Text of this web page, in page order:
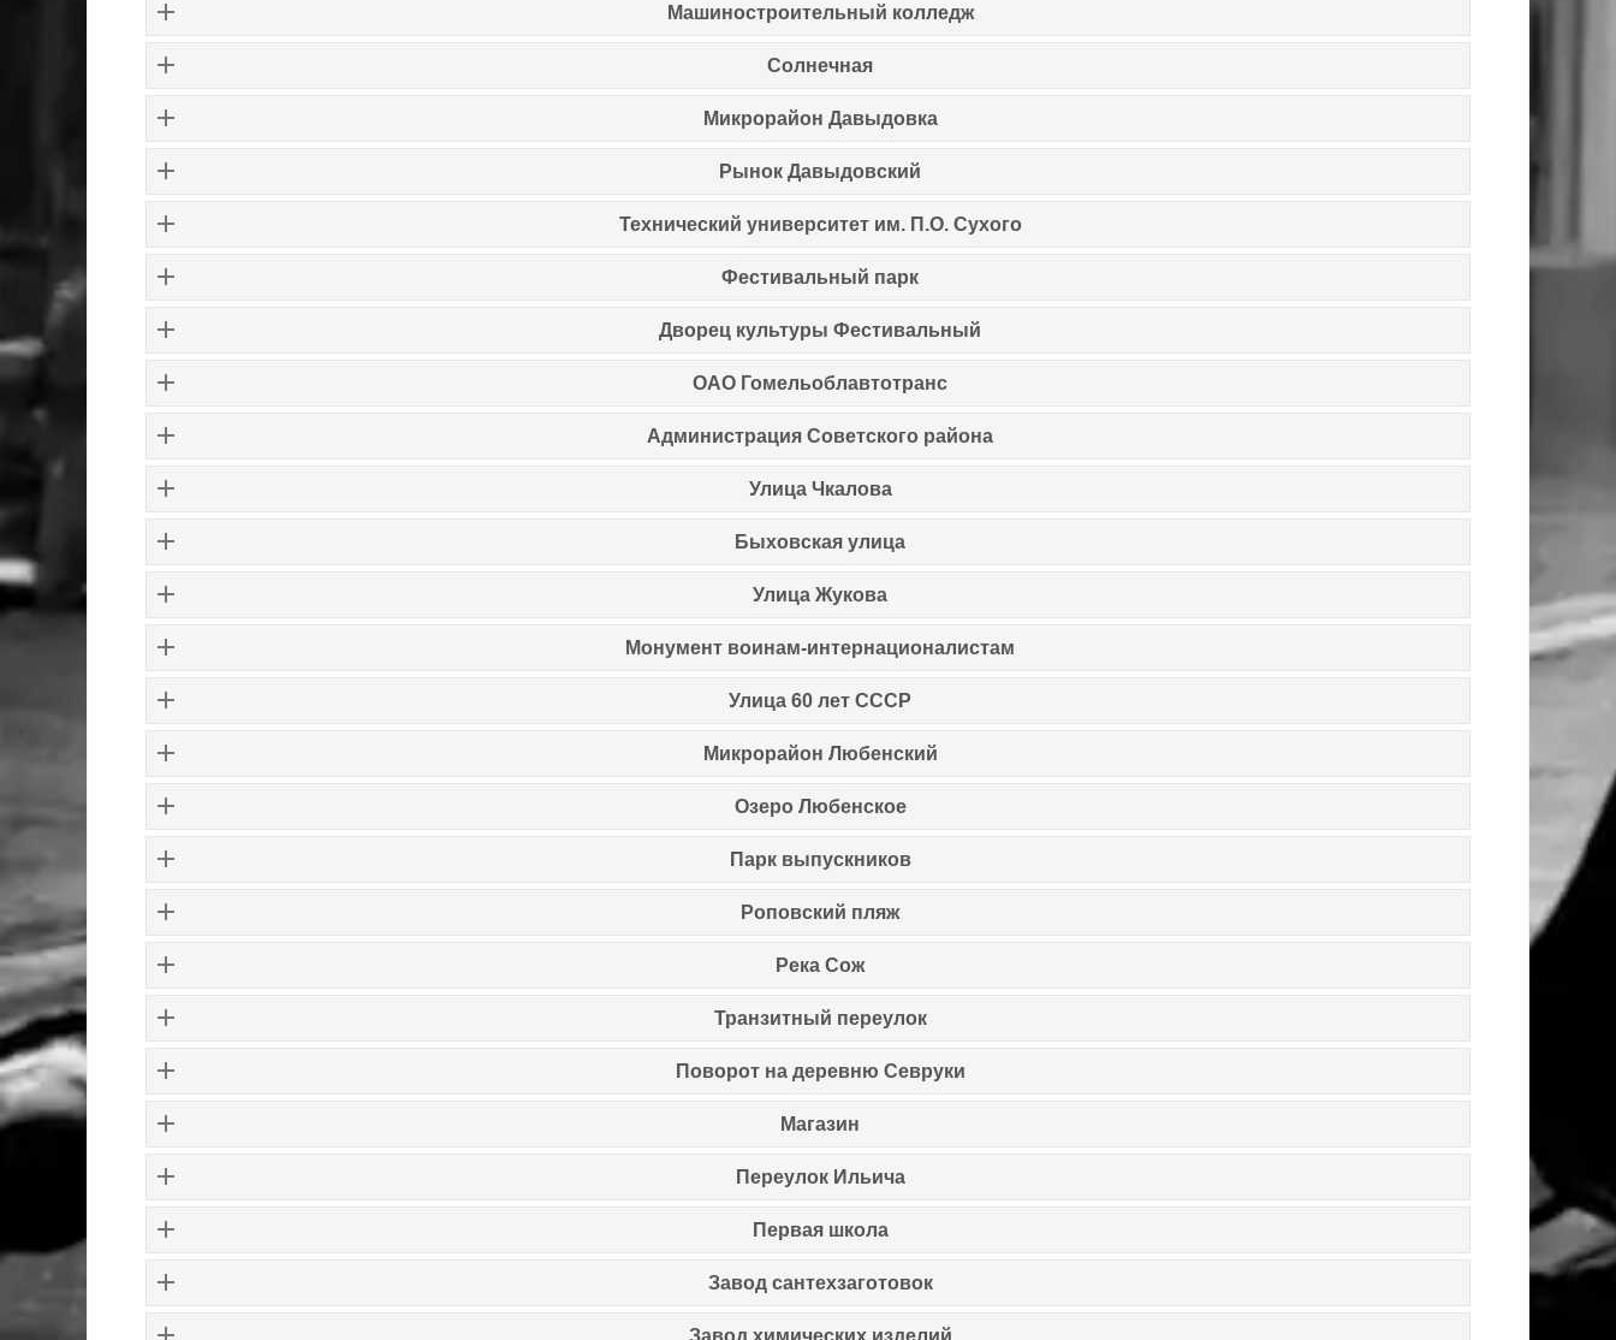
Машиностроительный колледж
Солнечная
Микрорайон Давыдовка
Рынок Давыдовский
Технический университет им. П.О. Сухого
Фестивальный парк
Дворец культуры Фестивальный
ОАО Гомельоблавтотранс
Администрация Советского района
Улица Чкалова
Быховская улица
Улица Жукова
Монумент воинам-интернационалистам
Улица 60 лет СССР
Микрорайон Любенский
Озеро Любенское
Парк выпускников
Роповский пляж
Река Сож
Транзитный переулок
Поворот на деревню Севруки
Магазин
Переулок Ильича
Первая школа
Завод сантехзаготовок
Завод химических изделий